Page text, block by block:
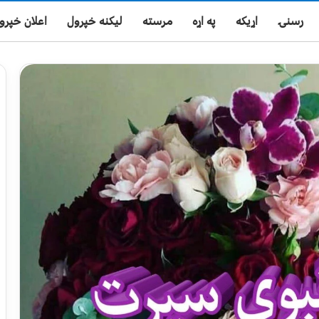
رسنۍ اړیکه په اړه مرسته لیکنه خپرول اعلان